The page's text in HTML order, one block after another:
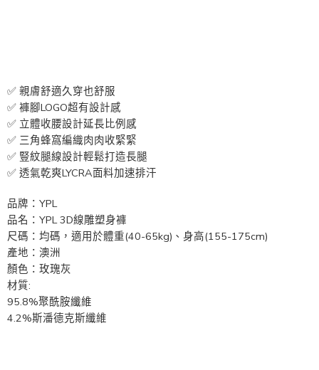
✅ 親膚舒適久穿也舒服
✅ 褲腳LOGO超有設計感
✅ 立體收腰設計延長比例感
✅ 三角蜂窩編織肉肉收緊緊
✅ 豎紋腿線設計輕鬆打造長腿
✅ 透氣乾爽LYCRA面料加速排汗
品牌：YPL
品名：YPL 3D線雕塑身褲
尺碼：均碼，適用於體重(40-65kg)、身高(155-175cm)
產地：澳洲
顏色：玫瑰灰
材質:
95.8%聚酰胺纖維
4.2%斯潘德克斯纖維